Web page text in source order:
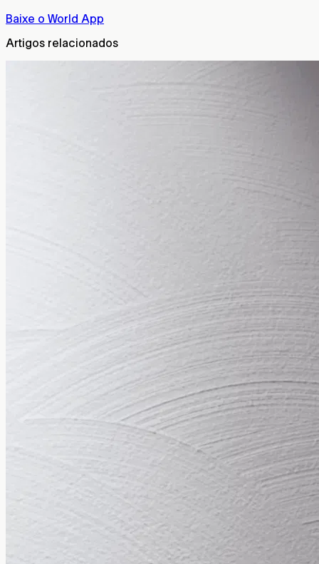
Baixe o World App
Artigos relacionados